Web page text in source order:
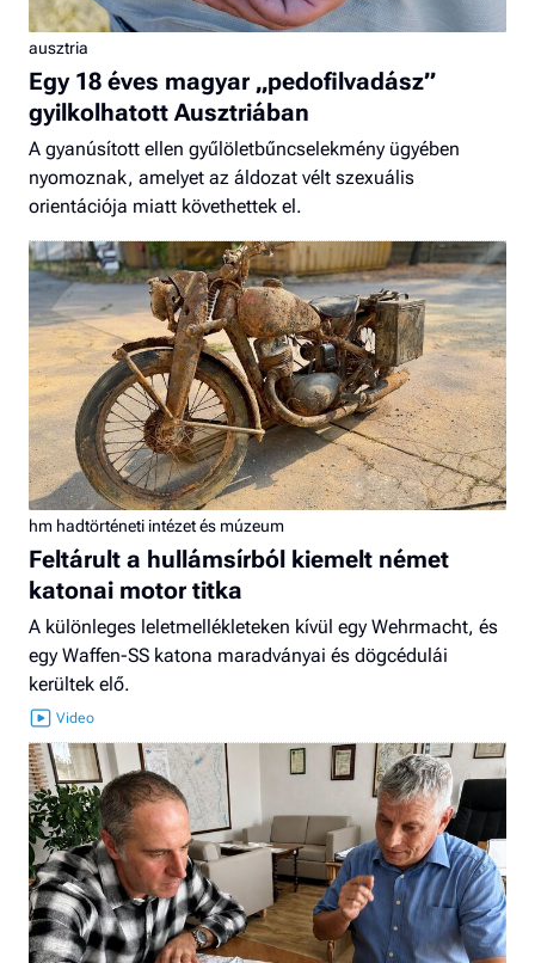
ausztria
Egy 18 éves magyar „pedofilvadász”
gyilkolhatott Ausztriában
A gyanúsított ellen gyűlöletbűncselekmény ügyében
nyomoznak, amelyet az áldozat vélt szexuális
orientációja miatt követhettek el.
hm hadtörténeti intézet és múzeum
Feltárult a hullámsírból kiemelt német
katonai motor titka
A különleges leletmellékleteken kívül egy Wehrmacht, és
egy Waffen-SS katona maradványai és dögcédulái
kerültek elő.